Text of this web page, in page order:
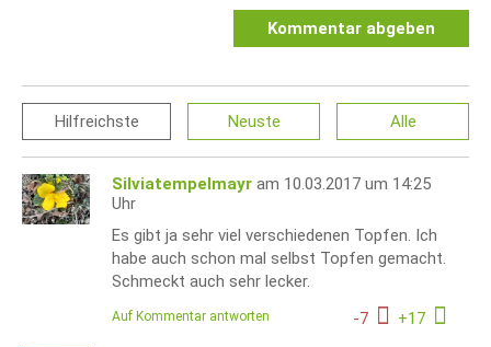
Kommentar abgeben
Hilfreichste Neuste Alle
Silviatempelmayr am 10.03.2017 um 14:25
Uhr
Es gibt ja sehr viel verschiedenen Topfen. Ich
habe auch schon mal selbst Topfen gemacht.
Schmeckt auch sehr lecker.
-7 +17
Auf Kommentar antworten